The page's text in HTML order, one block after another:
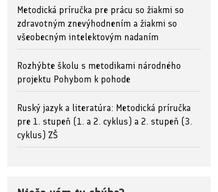
Metodická príručka pre prácu so žiakmi so
zdravotným znevýhodnením a žiakmi so
všeobecným intelektovým nadaním
Rozhýbte školu s metodikami národného
projektu Pohybom k pohode
Ruský jazyk a literatúra: Metodická príručka
pre 1. stupeň (1. a 2. cyklus) a 2. stupeň (3.
cyklus) ZŠ